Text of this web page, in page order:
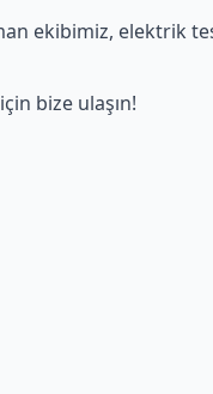
ekibimiz, elektrik
bize ulaşın!